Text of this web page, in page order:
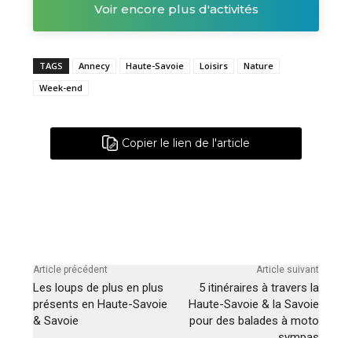
Voir encore plus d'activités
TAGS Annecy Haute-Savoie Loisirs
Nature
Week-end
Copier le lien de l'article
Article précédent
Les loups de plus en plus
présents en Haute-Savoie
& Savoie
Article suivant
5 itinéraires à travers la
Haute-Savoie & la Savoie
pour des balades à moto